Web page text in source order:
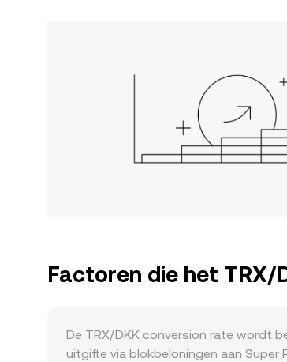
Factoren die het
De TRX/DKK conversion rate wordt
uitgifte via blokbeloningen aan Super